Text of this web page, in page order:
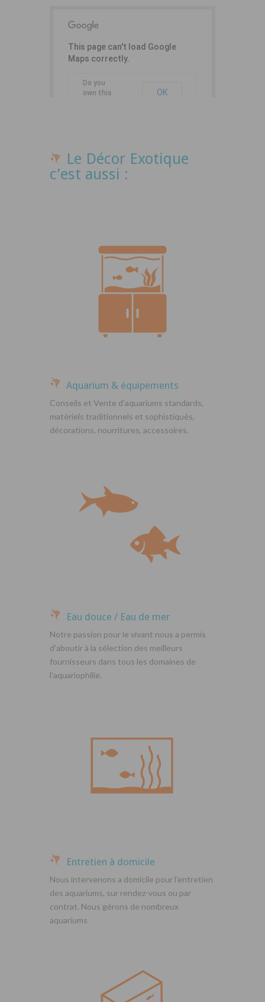
This page can't load Google
Maps correctly.
Do you
own this
OK
Le Décor Exotique
c’est aussi :
Aquarium & équipements
Conseils et Vente d’aquariums standards,
matériels traditionnels et sophistiqués,
décorations, nourritures, accessoires.
Eau douce / Eau de mer
Notre passion pour le vivant nous a permis
d’aboutir à la sélection des meilleurs
fournisseurs dans tous les domaines de
l’aquariophilie.
Entretien à domicile
Nous intervenons a domicile pour l’entretien
des aquariums, sur rendez-vous ou par
contrat. Nous gérons de nombreux
aquariums